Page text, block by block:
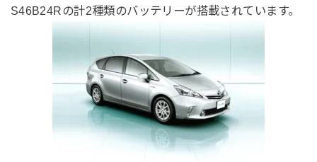
S46B24Rの計2種類のバッテリーが搭載されています。